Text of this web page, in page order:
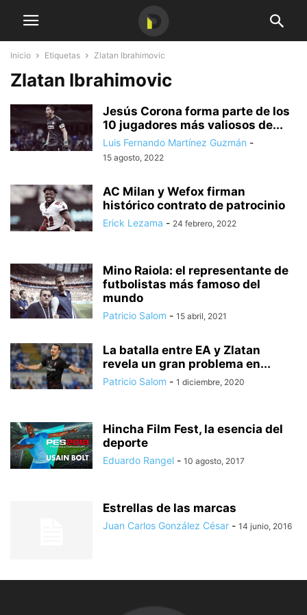
Inicio Etiquetas Zlatan Ibrahimovic
Zlatan Ibrahimovic
Jesús Corona forma parte de los
10 jugadores más valiosos de...
Luis Fernando Martínez Guzmán -
15 agosto, 2022
AC Milan y Wefox firman
histórico contrato de patrocinio
Erick Lezama - 24 febrero, 2022
Mino Raiola: el representante de
futbolistas más famoso del
mundo
Patricio Salom - 15 abril, 2021
La batalla entre EA y Zlatan
revela un gran problema en...
Patricio Salom - 1 diciembre, 2020
Hincha Film Fest, la esencia del
deporte
Eduardo Rangel - 10 agosto, 2017
Estrellas de las marcas
Juan Carlos González César - 14 junio, 2016